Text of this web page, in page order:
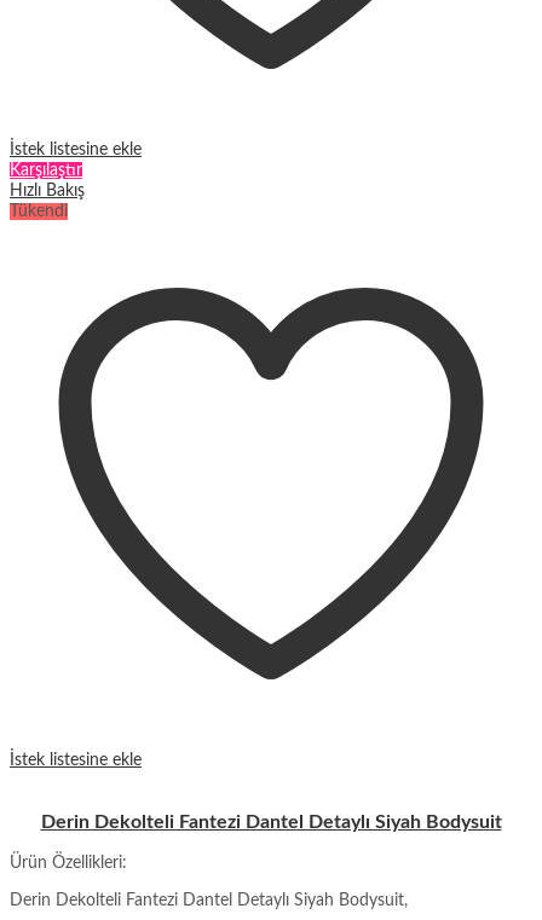
İstek listesine ekle
Karşılaştır
Hızlı Bakış
Tükendi
İstek listesine ekle
Derin Dekolteli Fantezi Dantel Detaylı Siyah Bodysuit
Ürün Özellikleri:
Derin Dekolteli Fantezi Dantel Detaylı Siyah Bodysuit,